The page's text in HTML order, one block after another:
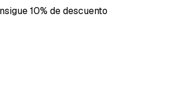
10% de descuento